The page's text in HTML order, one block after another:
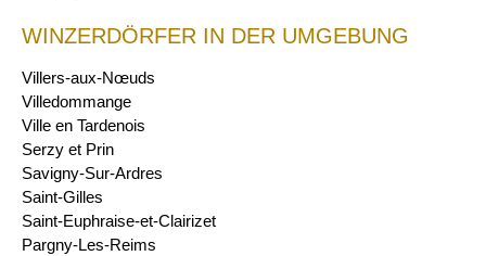
WINZERDÖRFER IN DER UMGEBUNG
Villers-aux-Nœuds
Villedommange
Ville en Tardenois
Serzy et Prin
Savigny-Sur-Ardres
Saint-Gilles
Saint-Euphraise-et-Clairizet
Pargny-Les-Reims